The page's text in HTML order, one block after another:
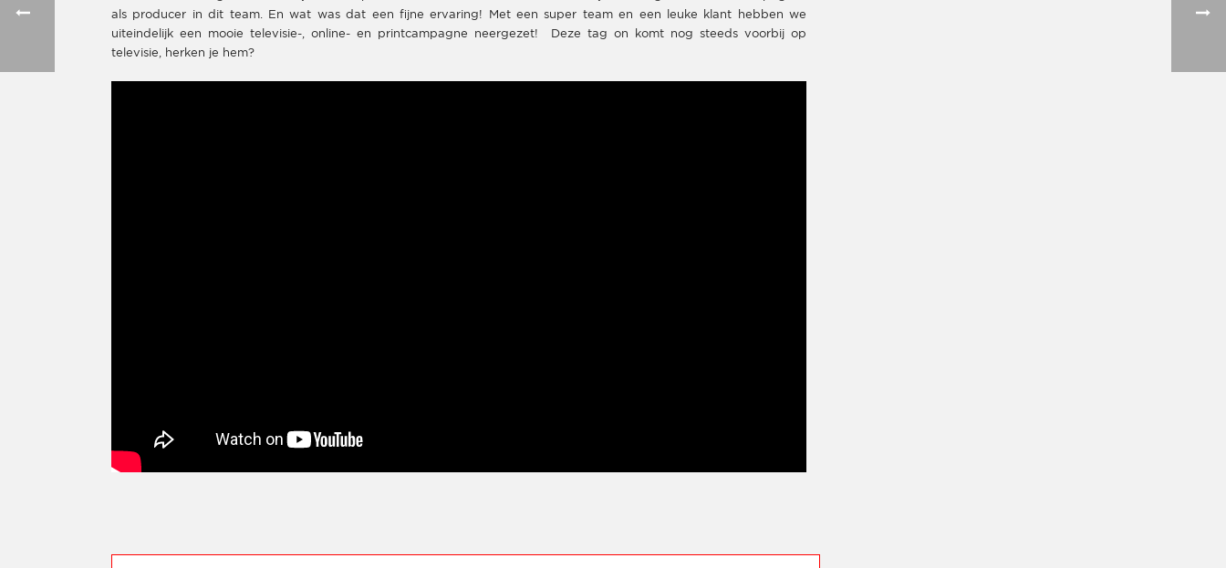
als producer in dit team. En wat was dat een fijne ervaring! Met een super team en een leuke klant hebben we
uiteindelijk een mooie televisie-, online- en printcampagne neergezet!
Deze tag on komt nog steeds voorbij op
televisie, herken je hem?